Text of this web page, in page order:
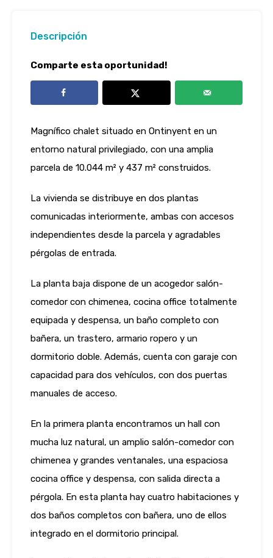
Descripción
Comparte esta oportunidad!
Magnífico chalet situado en Ontinyent en un
entorno natural privilegiado, con una amplia
parcela de 10.044 m² y 437 m² construidos.
La vivienda se distribuye en dos plantas
comunicadas interiormente, ambas con accesos
independientes desde la parcela y agradables
pérgolas de entrada.
La planta baja dispone de un acogedor salón-
comedor con chimenea, cocina office totalmente
equipada y despensa, un baño completo con
bañera, un trastero, armario ropero y un
dormitorio doble. Además, cuenta con garaje con
capacidad para dos vehículos, con dos puertas
manuales de acceso.
En la primera planta encontramos un hall con
mucha luz natural, un amplio salón-comedor con
chimenea y grandes ventanales, una espaciosa
cocina office y despensa, con salida directa a
pérgola. En esta planta hay cuatro habitaciones y
dos baños completos con bañera, uno de ellos
integrado en el dormitorio principal.